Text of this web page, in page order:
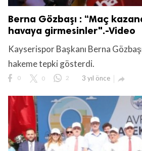
Berna Gözbaşı : “Maç
havaya girmesinler".-Video
Kayserispor Başkanı Berna
hakeme tepki gösterdi.
0 0 2 3 yıl önce 